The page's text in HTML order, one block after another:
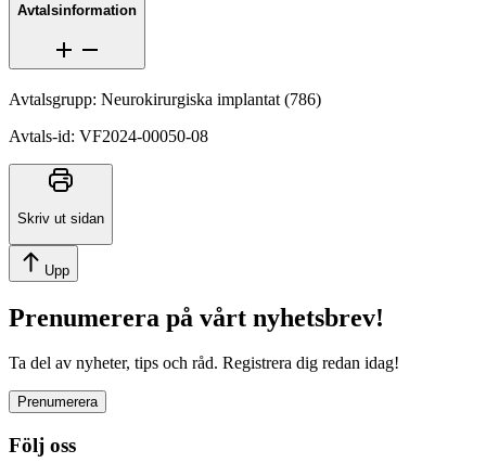
Avtalsinformation
Avtalsgrupp: Neurokirurgiska implantat (786)
Avtals-id: VF2024-00050-08
Skriv ut sidan
Upp
Prenumerera på vårt nyhetsbrev!
Ta del av nyheter, tips och råd. Registrera dig redan idag!
Prenumerera
Följ oss